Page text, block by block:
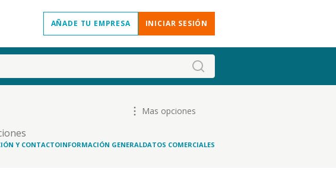
AÑADE TU EMPRESA INICIAR SESIÓN
Mas opciones
Y CONTACTOINFORMACIÓN GENERALDATOS COMERCIALES